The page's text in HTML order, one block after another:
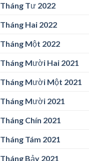
Tháng Tư 2022
Tháng Hai 2022
Tháng Một 2022
Tháng Mười Hai 2021
Tháng Mười Một 2021
Tháng Mười 2021
Tháng Chín 2021
Tháng Tám 2021
Tháng Bảy 2021